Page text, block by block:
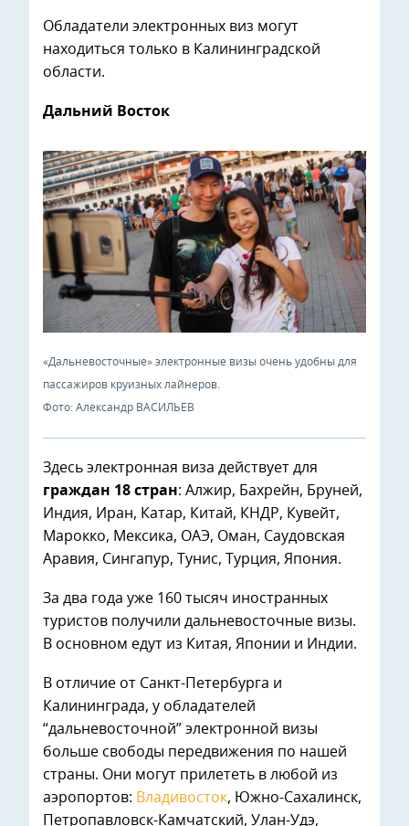
Обладатели электронных виз могут
находиться только в Калининградской
области.
Дальний Восток
«Дальневосточные» электронные визы очень удобны для
пассажиров круизных лайнеров.
Фото: Александр ВАСИЛЬЕВ
Здесь электронная виза действует для
граждан 18 стран: Алжир, Бахрейн, Бруней,
Индия, Иран, Катар, Китай, КНДР, Кувейт,
Марокко, Мексика, ОАЭ, Оман, Саудовская
Аравия, Сингапур, Тунис, Турция, Япония.
За два года уже 160 тысяч иностранных
туристов получили дальневосточные визы.
В основном едут из Китая, Японии и Индии.
В отличие от Санкт-Петербурга и
Калининграда, у обладателей
“дальневосточной” электронной визы
больше свободы передвижения по нашей
страны. Они могут прилететь в любой из
аэропортов: Владивосток, Южно-Сахалинск,
Петропавловск-Камчатский, Улан-Удэ,